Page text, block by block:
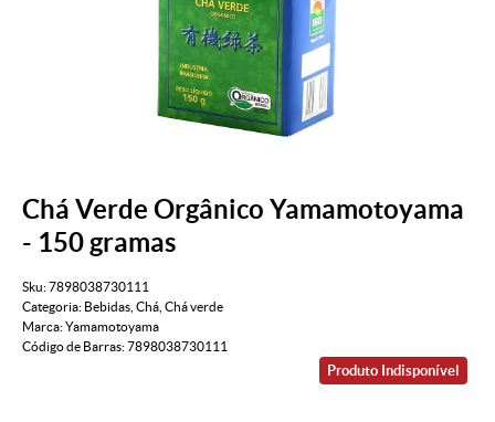
Chá Verde Orgânico Yamamotoyama
- 150 gramas
Sku:7898038730111
Categoria: Bebidas Chá Chá verde
Marca:Yamamotoyama
Código de Barras:7898038730111
Produto Indisponível